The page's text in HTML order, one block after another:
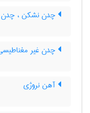
چدن نشکن ، چدن
چدن غیر
آهن نروژی